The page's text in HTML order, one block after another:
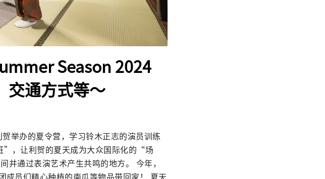
Season 2024
交通方式等～
举办的夏令营，学习铃木正志的演员训练
，让利贺的夏天成为大众国际化的“场
通过表演艺术产生共鸣的地方。 今年，
员们精心种植的南瓜等物品带回家！ 夏天